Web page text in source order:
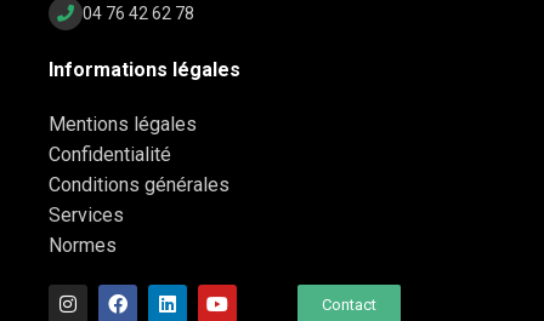
04 76 42 62 78
Informations légales
Mentions légales
Confidentialité
Conditions générales
Services
Normes
Contact